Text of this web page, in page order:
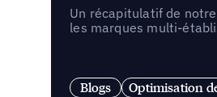
Un récapitulatif de
les marques multi-
Blogs Optimisation